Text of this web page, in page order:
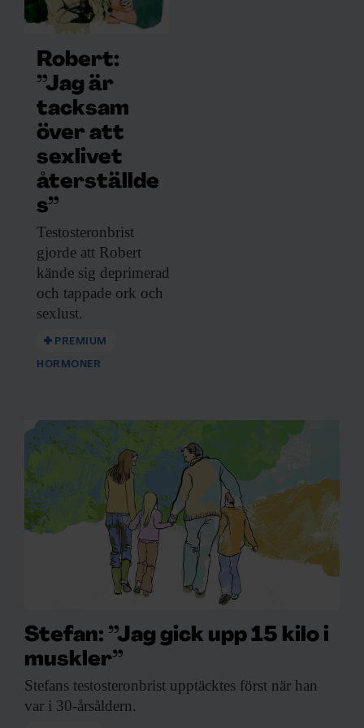
Robert:
”Jag är
tacksam
över att
sexlivet
återställde
s”
Testosteronbrist
gjorde att Robert
kände sig deprimerad
och tappade ork och
sexlust.
PREMIUM
HORMONER
Stefan: ”Jag gick upp 15 kilo i
muskler”
Stefans testosteronbrist upptäcktes först när han
var i 30-årsåldern.